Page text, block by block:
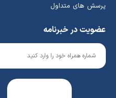
پرسش های متداول
عضویت در خبرنامه